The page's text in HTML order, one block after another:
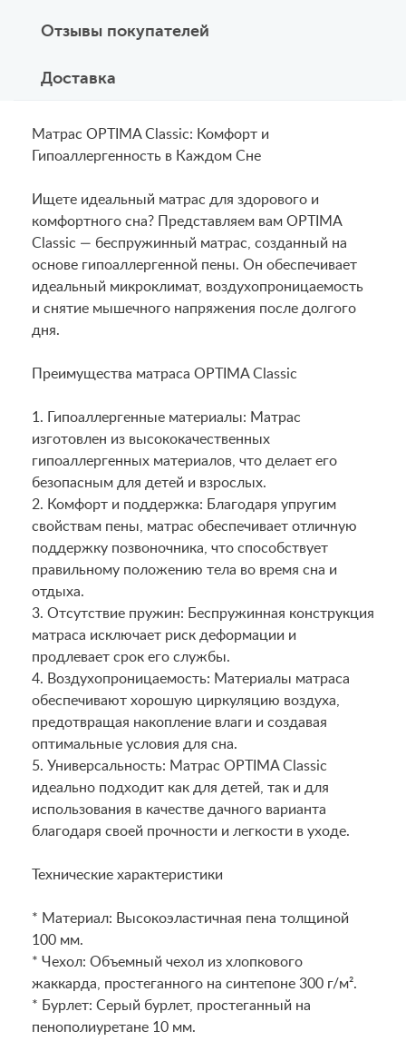
Отзывы покупателей
Доставка
Матрас OPTIMA Classic: Комфорт и
Гипоаллергенность в Каждом Сне
Ищете идеальный матрас для здорового и
комфортного сна? Представляем вам OPTIMA
Classic — беспружинный матрас, созданный на
основе гипоаллергенной пены. Он обеспечивает
идеальный микроклимат, воздухопроницаемость
и снятие мышечного напряжения после долгого
дня.
Преимущества матраса OPTIMA Classic
1. Гипоаллергенные материалы: Матрас
изготовлен из высококачественных
гипоаллергенных материалов, что делает его
безопасным для детей и взрослых.
2. Комфорт и поддержка: Благодаря упругим
свойствам пены, матрас обеспечивает отличную
поддержку позвоночника, что способствует
правильному положению тела во время сна и
отдыха.
3. Отсутствие пружин: Беспружинная конструкция
матраса исключает риск деформации и
продлевает срок его службы.
4. Воздухопроницаемость: Материалы матраса
обеспечивают хорошую циркуляцию воздуха,
предотвращая накопление влаги и создавая
оптимальные условия для сна.
5. Универсальность: Матрас OPTIMA Classic
идеально подходит как для детей, так и для
использования в качестве дачного варианта
благодаря своей прочности и легкости в уходе.
Технические характеристики
* Материал: Высокоэластичная пена толщиной
100 мм.
* Чехол: Объемный чехол из хлопкового
жаккарда, простеганного на синтепоне 300 г/м².
* Бурлет: Серый бурлет, простеганный на
пенополиуретане 10 мм.